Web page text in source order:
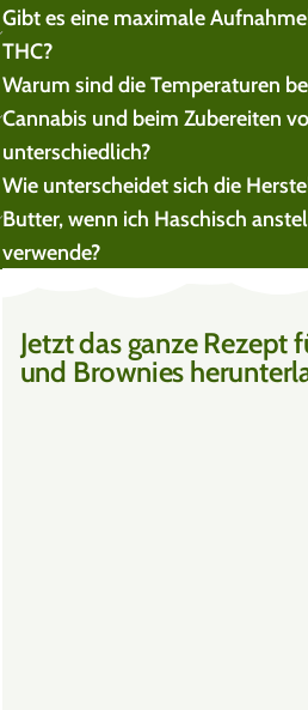
Gibt es eine maximale
THC?
Warum sind die Temperaturen
Cannabis und beim Zubereiten
unterschiedlich?
Wie unterscheidet sich die
Butter, wenn ich Haschisch
verwende?
Jetzt das ganze Rezept
und Brownies